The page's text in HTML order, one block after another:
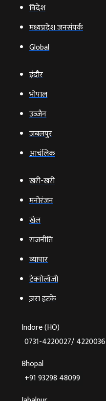
विदेश
मध्यप्रदेश जनसंपर्क
Global
इंदौर
भोपाल
उज्‍जैन
जबलपुर
आचंलिक
खरी-खरी
मनोरंजन
खेल
राजनीति
व्‍यापार
टेक्‍नोलॉजी
ज़रा हटके
Indore (HO)
0731-4220027/ 4220036
Bhopal
+91 93298 48099